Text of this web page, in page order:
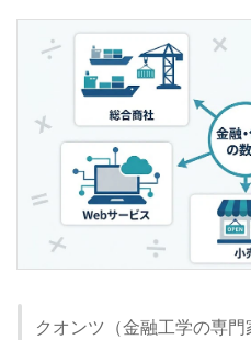
クオンツ（金融工学の専